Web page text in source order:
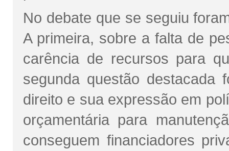
No debate que se seguiu
A primeira, sobre a falta de
carência de recursos para
segunda questão destacada
direito e sua expressão em
orçamentária para
conseguem financiadores